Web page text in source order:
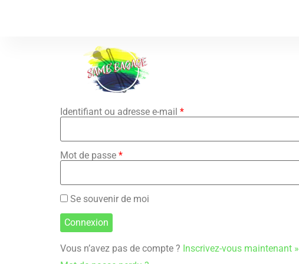
Identifiant ou adresse e-mail *
Mot de passe *
Se souvenir de moi
Vous n’avez pas de compte ? Inscrivez-vous maintenant »